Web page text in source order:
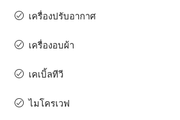
เครื่องปรับอากาศ
เครื่องอบผ้า
เคเบิ้ลทีวี
ไมโครเวฟ